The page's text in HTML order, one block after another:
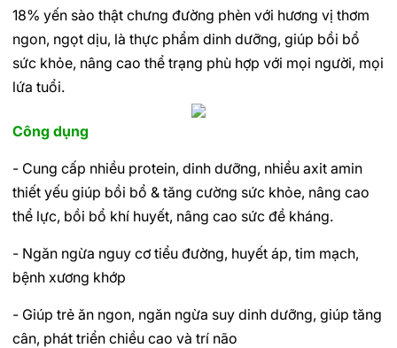
18% yến sào thật chưng đường phèn với hương vị thơm
ngon, ngọt dịu, là thực phẩm dinh dưỡng, giúp bồi bổ
sức khỏe, nâng cao thể trạng phù hợp với mọi người, mọi
lứa tuổi.
Công dụng
- Cung cấp nhiều protein, dinh dưỡng, nhiều axit amin
thiết yếu giúp bồi bổ & tăng cường sức khỏe, nâng cao
thể lực, bồi bổ khí huyết, nâng cao sức đề kháng.
- Ngăn ngừa nguy cơ tiểu đường, huyết áp, tim mạch,
bệnh xương khớp
- Giúp trẻ ăn ngon, ngăn ngừa suy dinh dưỡng, giúp tăng
cân, phát triển chiều cao và trí não